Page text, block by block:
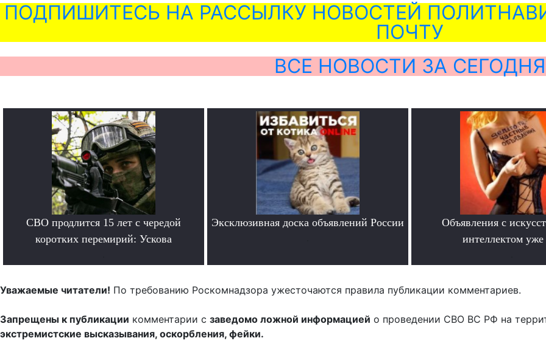
ПОДПИШИТЕСЬ НА РАССЫЛКУ НОВОСТЕЙ
ПОЧТУ
ВСЕ НОВОСТИ ЗА СЕГОДНЯ
СВО продлится 15 лет с чередой
коротких перемирий: Ускова
Эксклюзивная доска объявлений России
Объявления с
интеллектом уже
Уважаемые читатели! По требованию Роскомнадзора ужесточаются правила публикации комментариев.
Запрещены к публикации комментарии с заведомо ложной информацией о проведении СВО ВС РФ на
экстремистские высказывания, оскорбления, фейки.